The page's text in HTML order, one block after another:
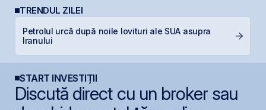
TRENDUL ZILEI
Petrolul urcă după noile lovituri ale SUA asupra
Iranului
START INVESTIȚII
Discută direct cu un broker sau